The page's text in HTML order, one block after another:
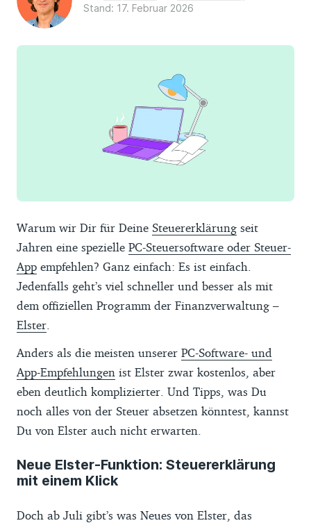
Stand: 17. Februar 2026
Warum wir Dir für Deine Steuererklärung seit
Jahren eine spezielle PC-Steuersoftware oder Steuer-
App empfehlen? Ganz einfach: Es ist einfach.
Jedenfalls geht’s viel schneller und besser als mit
dem offiziellen Programm der Finanzverwaltung –
Elster
Anders als die meisten unserer PC-Software- und
App-Empfehlungen ist Elster zwar kostenlos, aber
eben deutlich komplizierter. Und Tipps, was Du
noch alles von der Steuer absetzen könntest, kannst
Du von Elster auch nicht erwarten.
Neue Elster-Funktion: Steuererklärung
mit einem Klick
Doch ab Juli gibt’s was Neues von Elster, das